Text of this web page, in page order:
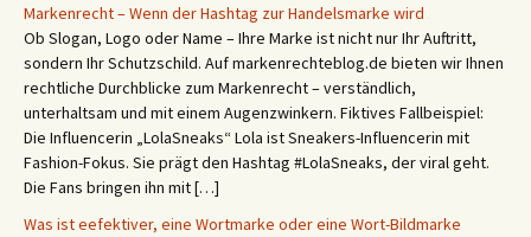
Markenrecht – Wenn der Hashtag zur Handelsmarke wird
Ob Slogan, Logo oder Name – Ihre Marke ist nicht nur Ihr Auftritt,
sondern Ihr Schutzschild. Auf markenrechteblog.de bieten wir Ihnen
rechtliche Durchblicke zum Markenrecht – verständlich,
unterhaltsam und mit einem Augenzwinkern. Fiktives Fallbeispiel:
Die Influencerin „LolaSneaks“ Lola ist Sneakers-Influencerin mit
Fashion-Fokus. Sie prägt den Hashtag #LolaSneaks, der viral geht.
Die Fans bringen ihn mit […]
Was ist eefektiver, eine Wortmarke oder eine Wort-Bildmarke